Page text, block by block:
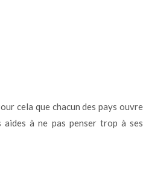
cela que chacun des pays ouvre
à ne pas penser trop à ses